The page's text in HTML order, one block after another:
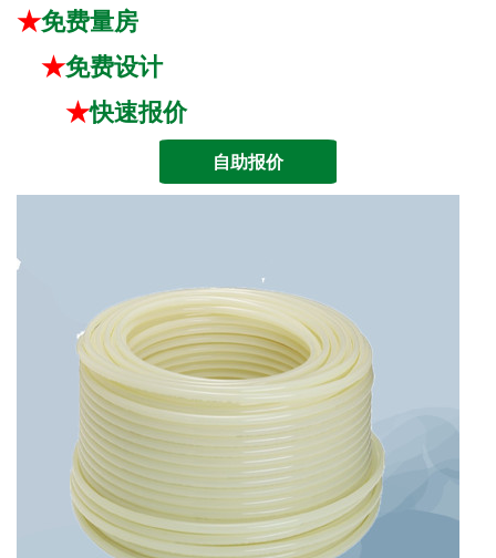
★免费量房
★免费设计
★快速报价
自助报价